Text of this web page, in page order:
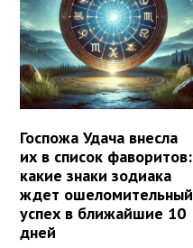
Госпожа Удача внесла
их в список фаворитов:
какие знаки зодиака
ждет ошеломительный
успех в ближайшие 10
дней